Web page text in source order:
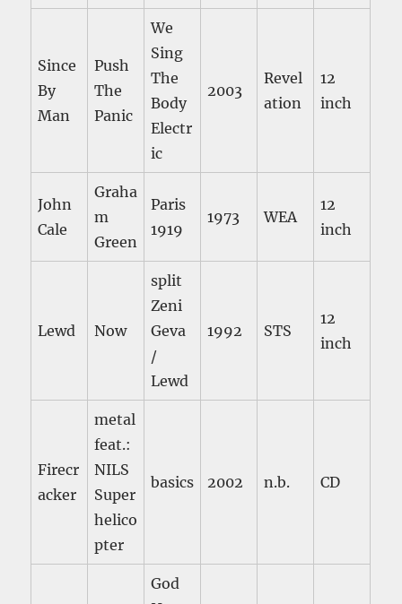
Since
By
Man
Push
The
Panic
We
Sing
The
Body
Electr
ic
2003
Revel
ation
12
inch
John
Cale
Graha
m
Green
Paris
1919
1973 WEA
12
inch
Lewd Now
split
Zeni
Geva
/
Lewd
1992 STS
12
inch
Firecr
acker
metal
feat.:
NILS
Super
helico
pter
basics 2002 n.b. CD
God